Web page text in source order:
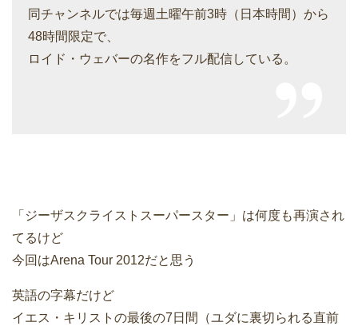
同チャンネルでは毎週土曜午前3時（日本時間）から
48時間限定で、
ロイド・ウェバーの名作をフル配信している。
「ジーザスクライストスーパースター」は何度も再演され
てるけど
今回はArena Tour 2012だと思う
英語の字幕だけど
イエス・キリストの最後の7日間（ユダに裏切られる直前